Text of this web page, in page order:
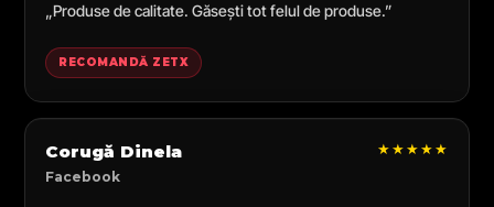
„Produse de calitate. Găsești tot felul de produse.”
RECOMANDĂ ZETX
Corugă Dinela
Facebook
★★★★★